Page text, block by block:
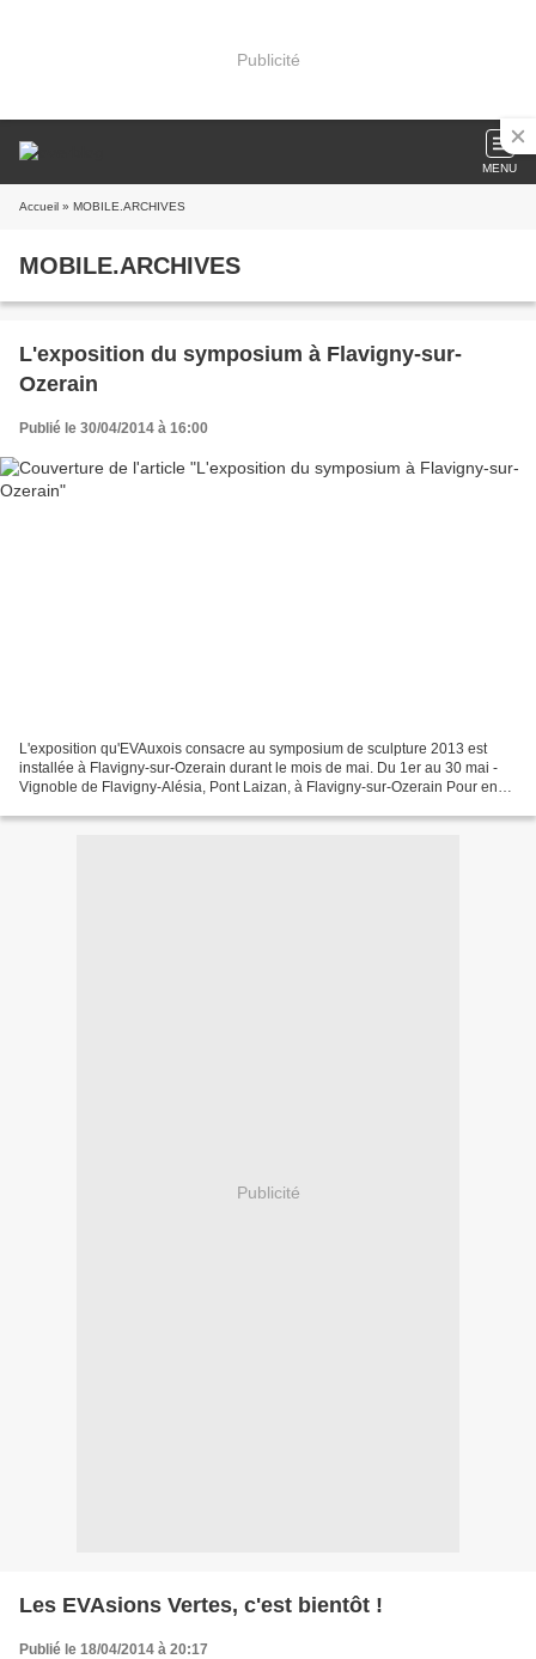
Publicité
MENU
Accueil » MOBILE.ARCHIVES
MOBILE.ARCHIVES
L'exposition du symposium à Flavigny-sur-
Ozerain
Publié le 30/04/2014 à 16:00
L'exposition qu'EVAuxois consacre au symposium de sculpture 2013 est
installée à Flavigny-sur-Ozerain durant le mois de mai. Du 1er au 30 mai -
Vignoble de Flavigny-Alésia, Pont Laizan, à Flavigny-sur-Ozerain Pour en
Publicité
Les EVAsions Vertes, c'est bientôt !
Publié le 18/04/2014 à 20:17